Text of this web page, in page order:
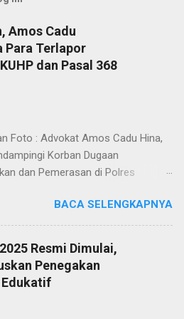
Amos Cadu
Para Terlapor
dan Pasal 368
Foto : Advokat Amos Cadu Hina,
Korban Dugaan
dan Pemerasan di Polres
korban dugaan
dan pemerasan didampingi
Amos Cadu Hina,SH,MH
Polres Jakarta Selatan, Senin
guna melaporkan kejadian yang
BACA SELENGKAPNYA
Resmi Dimulai,
Penegakan
Edukatif